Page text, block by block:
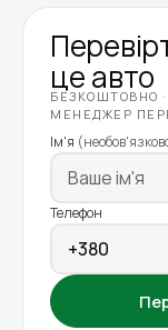
це авто
БЕЗКОШТОВНО
МЕНЕДЖЕР
Ім'я
Телефон